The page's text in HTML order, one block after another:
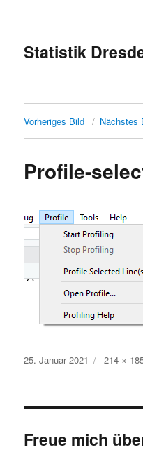
Statistik
Vorheriges Bild Nächstes
Profile-
Veröffentlicht
25. Januar 2021 214 ×
Freue mich